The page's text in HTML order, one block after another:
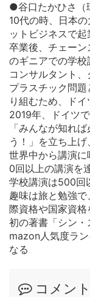
●谷口たかひさ（
10代の時、日本
ットビジネスで起
卒業後、チェー
のギニアでの学
コンサルタント、
プラスチック問
り組むため、ドイ
2019年、ドイツ
「みんなが知れ
う！」を立ち上げ
世界中から講演
0回以上の講演を
学校講演は500回
趣味は旅と勉強
際資格や国家資格
初の著書「シン
mazon人気度ラ
なる
コメント